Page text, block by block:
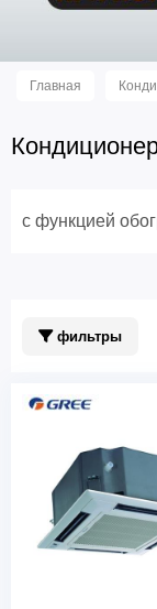
Главная
с функцией
фильтры